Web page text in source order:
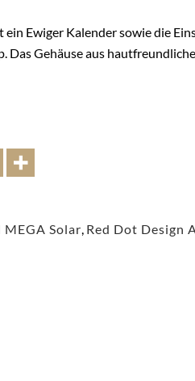
Ewiger Kalender sowie die
Das Gehäuse aus
MEGA Solar Red Dot Design